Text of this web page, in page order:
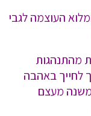
העוצמה לגבי
מהתנהגות
לחייך באהבה
משנה מעצם